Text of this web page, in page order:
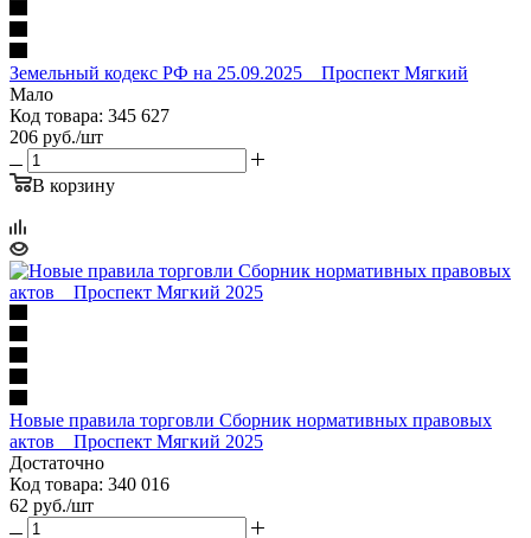
Земельный кодекс РФ на 25.09.2025 _ Проспект Мягкий
Мало
Код товара: 345 627
206 руб./шт
В корзину
Новые правила торговли Сборник нормативных правовых
актов _ Проспект Мягкий 2025
Достаточно
Код товара: 340 016
62 руб./шт